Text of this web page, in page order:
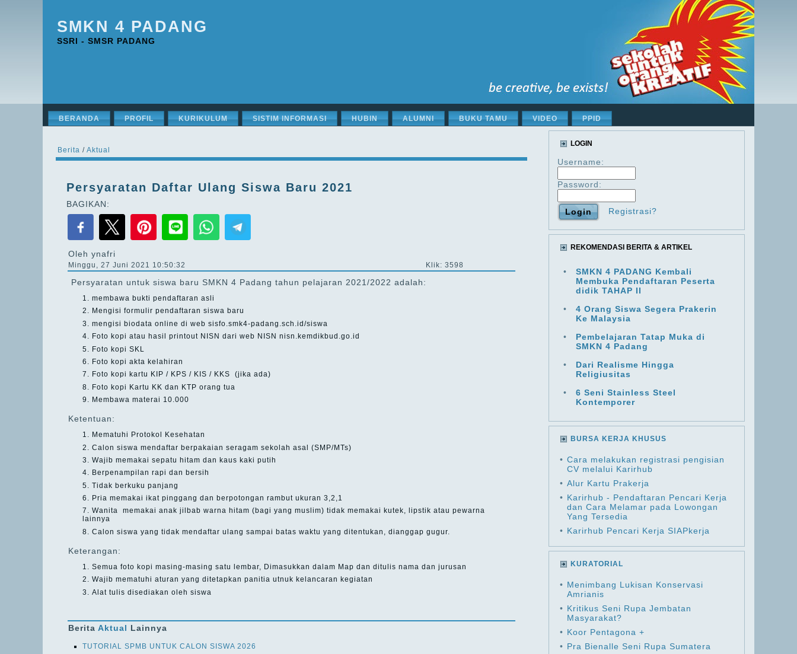
SMKN 4 PADANG
SSRI - SMSR PADANG
BERANDA PROFIL KURIKULUM SISTIM INFORMASI HUBIN ALUMNI BUKU TAMU VIDEO PPID
Berita / Aktual
Persyaratan Daftar Ulang Siswa Baru 2021
BAGIKAN:
Oleh ynafri
Minggu, 27 Juni 2021 10:50:32 Klik: 3598
Persyaratan untuk siswa baru SMKN 4 Padang tahun pelajaran 2021/2022 adalah:
membawa bukti pendaftaran asli
Mengisi formulir pendaftaran siswa baru
mengisi biodata online di web sisfo.smk4-padang.sch.id/siswa
Foto kopi atau hasil printout NISN dari web NISN nisn.kemdikbud.go.id
Foto kopi SKL
Foto kopi akta kelahiran
Foto kopi kartu KIP / KPS / KIS / KKS (jika ada)
Foto kopi Kartu KK dan KTP orang tua
Membawa materai 10.000
Ketentuan:
Mematuhi Protokol Kesehatan
Calon siswa mendaftar berpakaian seragam sekolah asal (SMP/MTs)
Wajib memakai sepatu hitam dan kaus kaki putih
Berpenampilan rapi dan bersih
Tidak berkuku panjang
Pria memakai ikat pinggang dan berpotongan rambut ukuran 3,2,1
Wanita memakai anak jilbab warna hitam (bagi yang muslim) tidak memakai kutek, lipstik atau pewarna
lainnya
Calon siswa yang tidak mendaftar ulang sampai batas waktu yang ditentukan, dianggap gugur.
Keterangan:
Semua foto kopi masing-masing satu lembar, Dimasukkan dalam Map dan ditulis nama dan jurusan
Wajib mematuhi aturan yang ditetapkan panitia utnuk kelancaran kegiatan
Alat tulis disediakan oleh siswa
Berita Aktual Lainnya
TUTORIAL SPMB UNTUK CALON SISWA 2026
LOGIN
Username:
Password:
Registrasi?
REKOMENDASI BERITA & ARTIKEL
•
SMKN 4 PADANG Kembali
Membuka Pendaftaran Peserta
didik TAHAP II
•
4 Orang Siswa Segera Prakerin
Ke Malaysia
•
Pembelajaran Tatap Muka di
SMKN 4 Padang
•
Dari Realisme Hingga
Religiusitas
•
6 Seni Stainless Steel
Kontemporer
BURSA KERJA KHUSUS
• Cara melakukan registrasi pengisian
CV melalui Karirhub
• Alur Kartu Prakerja
• Karirhub - Pendaftaran Pencari Kerja
dan Cara Melamar pada Lowongan
Yang Tersedia
• Karirhub Pencari Kerja SIAPkerja
KURATORIAL
• Menimbang Lukisan Konservasi
Amrianis
• Kritikus Seni Rupa Jembatan
Masyarakat?
• Koor Pentagona +
• Pra Bienalle Seni Rupa Sumatera